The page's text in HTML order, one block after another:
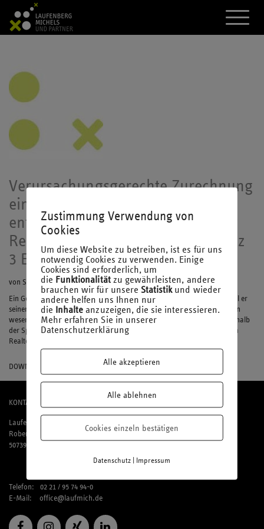
A
k
t
Verursachungsgerechte Zurechnung
eines aus einem Sperrfristverstoß
entstehenden Gewinns nach einer
Realteilung gemäß § 16 Abs. 3 Satz
3 EStG
von StB Thomas Ketteler-Eising und Philipp Peplowski
Ein Gewinn i. S. d. § 16 Abs. 3 Satz 3 EStG, den ein Realteiler erzielt, weil er
seinen Betrieb, in den er die im Rahmen der Realteilung übernommenen
wesentlichen Betriebsgrundlagen zum Buchwert übertragen hat, innerhalb
der Sperrfrist veräußert, ist gemäß § 16 Abs. 3 Satz 8 EStG allein diesem
Realteiler zuzurechnen.
DOWNLOAD
KONTAKT
Laufenberg Michels und Partner mbB
Robert-Perthel-Straße 81
50739 Köln
Telefon: 02 21 / 95 74 94-0
E-Mail: office@laufmich.de
Zustimmung Verwendung von
Cookies
Um diese Website zu betreiben, ist es für uns
notwendig Cookies zu verwenden. Einige
Cookies sind erforderlich, um
die Funktionalitätzu gewährleisten, andere
brauchen wir für unsere Statistikund wieder
andere helfen uns Ihnen nur
die Inhalte anzuzeigen, die sie interessieren.
Mehr erfahren Sie in unserer
Datenschutzerklärung
Alle akzeptieren
Alle ablehnen
Cookies einzeln bestätigen
Datenschutz| Impressum